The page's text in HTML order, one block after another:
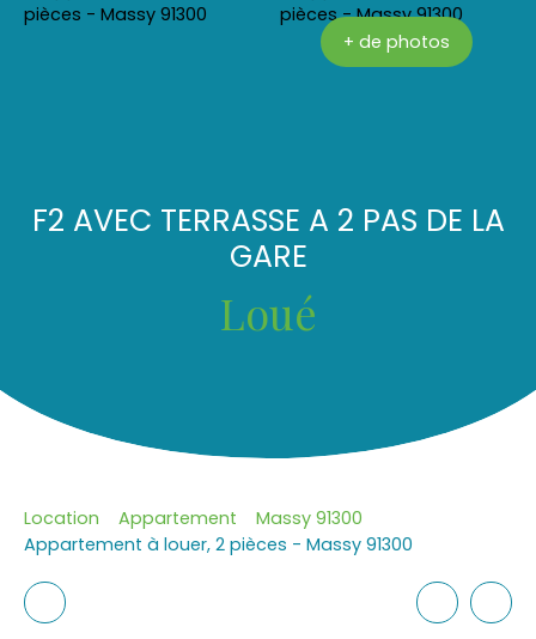
+ de photos
F2 AVEC TERRASSE A 2 PAS DE LA
GARE
Loué
Location Appartement
Massy 91300
Appartement à louer, 2 pièces - Massy 91300